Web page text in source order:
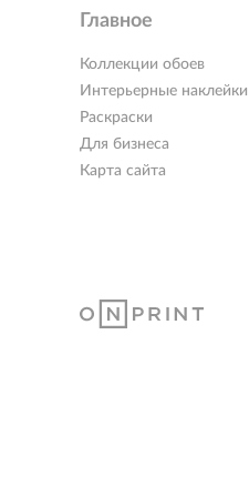
Главное
Коллекции обоев
Интерьерные наклейки
Раскраски
Для бизнеса
Карта сайта